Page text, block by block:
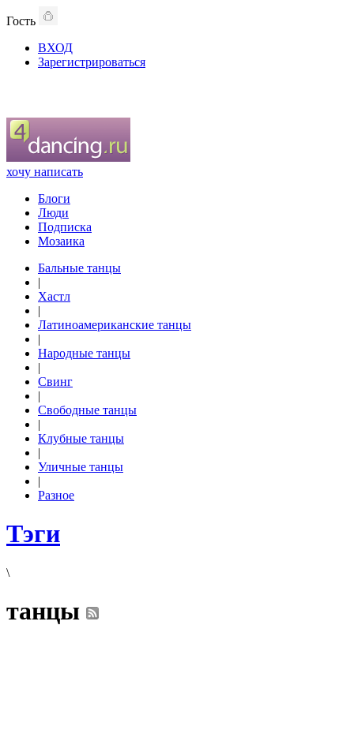
Гость
ВХОД
Зарегистрироваться
хочу написать
Блоги
Люди
Подписка
Мозаика
Бальные танцы
|
Хастл
|
Латиноамериканские танцы
|
Народные танцы
|
Свинг
|
Свободные танцы
|
Клубные танцы
|
Уличные танцы
|
Разное
Тэги
\
танцы